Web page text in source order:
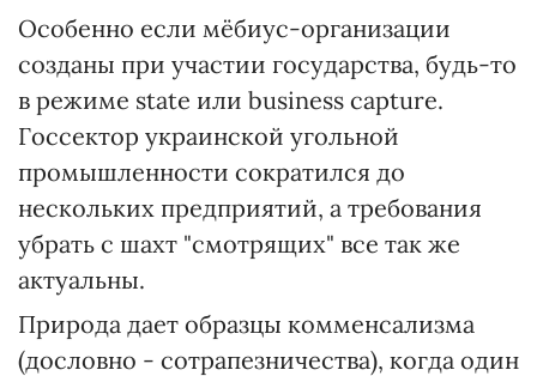
Особенно если мёбиус-организации
созданы при участии государства, будь-то
в режиме state или business capture.
Госсектор украинской угольной
промышленности сократился до
нескольких предприятий, а требования
убрать с шахт "смотрящих" все так же
актуальны.
Природа дает образцы комменсализма
(дословно - сотрапезничества), когда один